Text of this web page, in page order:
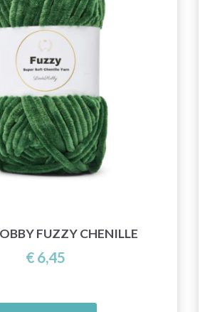
FUZZY CHENILLE
€ 6,45